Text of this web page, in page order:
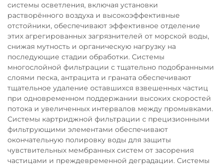
системы осветления, включая установки
растворённого воздуха и высокоэффективные
отстойники, обеспечивают эффективное отделение
этих агрегированных загрязнителей от морской воды,
снижая мутность и органическую нагрузку на
последующие стадии обработки. Системы
многослойной фильтрации с тщательно подобранными
слоями песка, антрацита и граната обеспечивают
тщательное удаление оставшихся взвешенных частиц
при одновременном поддержании высоких скоростей
потока и увеличенных интервалов между промывками.
Системы картриджной фильтрации с прецизионными
фильтрующими элементами обеспечивают
окончательную полировку воды для защиты
чувствительных мембранных систем от засорения
частицами и преждевременной деградации. Системы